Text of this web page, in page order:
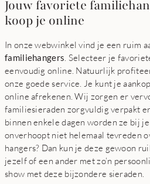
Jouw favoriete
koop je online
In onze webwinkel vind je een ruim
familiehangers . Selecteer je
eenvoudig online. Natuurlijk
onze goede service. Je kunt je
online afrekenen. Wij zorgen er
familiesieraden zorgvuldig verpakt
binnen enkele dagen worden ze bij
onverhoopt niet helemaal tevreden
hangers? Dan kun je deze gewoon
jezelf of een ander met zo’n
show met deze bijzondere sieraden.